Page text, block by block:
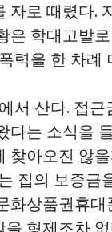
자로 때렸다.
은 학대고발
력을 한 차례
서 산다. 접
다는 소식을
찾아오진 않
집의 보증금
화상품권휴대
형제조차